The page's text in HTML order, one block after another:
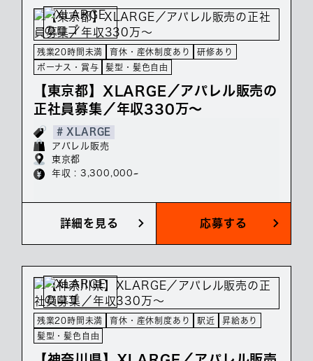
残業20時間未満 育休・産休制度あり
研修あり
ボーナス・賞与
髪型・髪色自由
【東京都】XLARGE／アパレル販売の
正社員募集／年収330万～
# XLARGE
アパレル販売
東京都
年収 : 3,300,000~
詳細を見る 応募する
残業20時間未満 育休・産休制度あり 駅近
昇給あり
髪型・髪色自由